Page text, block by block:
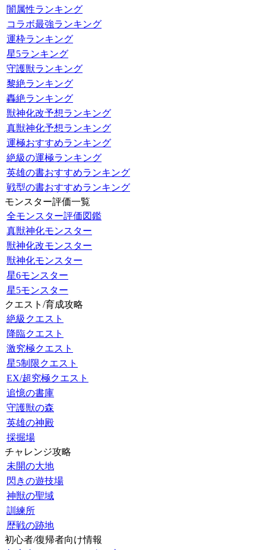
闇属性ランキング
コラボ最強ランキング
運枠ランキング
星5ランキング
守護獣ランキング
黎絶ランキング
轟絶ランキング
獣神化改予想ランキング
真獣神化予想ランキング
運極おすすめランキング
絶級の運極ランキング
英雄の書おすすめランキング
戦型の書おすすめランキング
モンスター評価一覧
全モンスター評価図鑑
真獣神化モンスター
獣神化改モンスター
獣神化モンスター
星6モンスター
星5モンスター
クエスト/育成攻略
絶級クエスト
降臨クエスト
激究極クエスト
星5制限クエスト
EX/超究極クエスト
追憶の書庫
守護獣の森
英雄の神殿
採掘場
チャレンジ攻略
未開の大地
閃きの遊技場
神獣の聖域
訓練所
歴戦の跡地
初心者/復帰者向け情報